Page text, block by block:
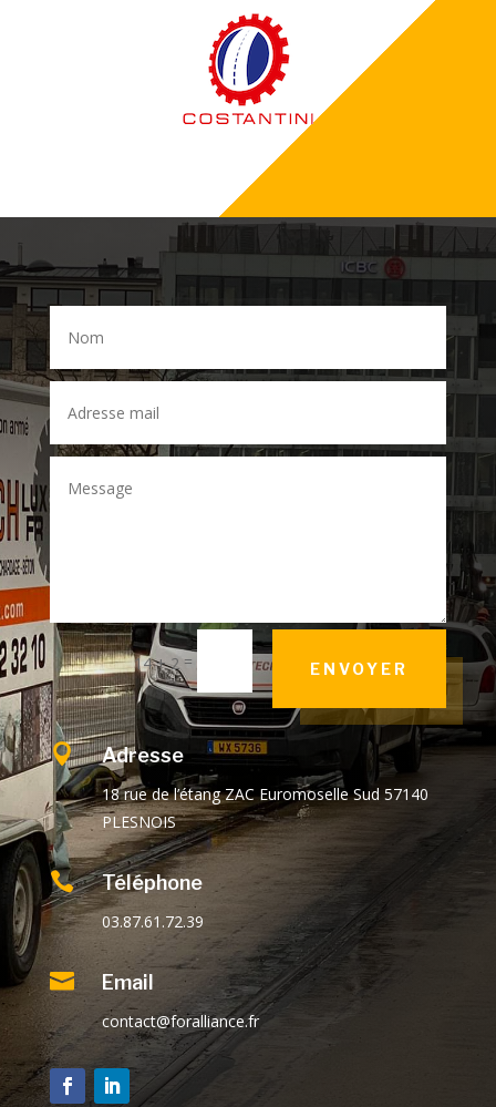
14 + 2= ENVOYER
 Adresse
18 rue de l’étang ZAC Euromoselle Sud 57140
PLESNOIS
 Téléphone
03.87.61.72.39
 Email
contact@foralliance.fr